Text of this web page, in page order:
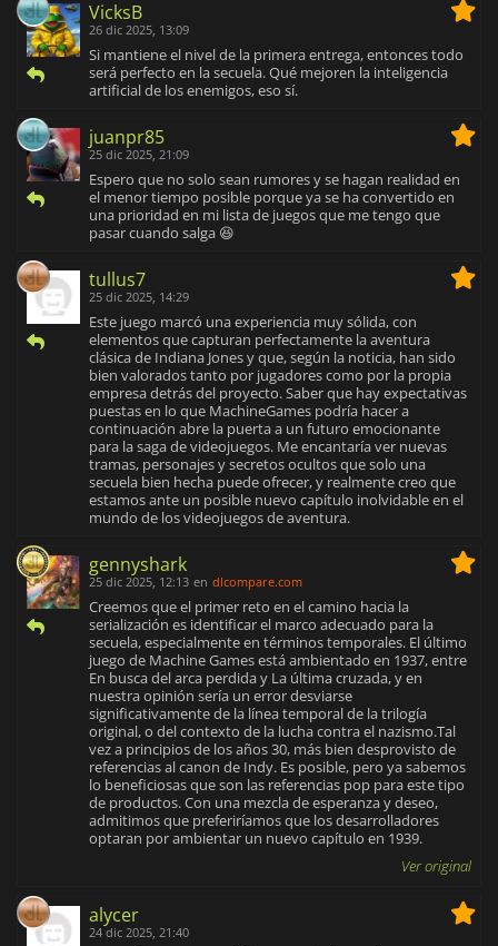
VicksB
26 dic 2025, 13:09
Si mantiene el nivel de la primera entrega, entonces todo
será perfecto en la secuela. Qué mejoren la inteligencia
artificial de los enemigos, eso sí.
juanpr85
25 dic 2025, 21:09
Espero que no solo sean rumores y se hagan realidad en
el menor tiempo posible porque ya se ha convertido en
una prioridad en mi lista de juegos que me tengo que
pasar cuando salga 😆
tullus7
25 dic 2025, 14:29
Este juego marcó una experiencia muy sólida, con
elementos que capturan perfectamente la aventura
clásica de Indiana Jones y que, según la noticia, han sido
bien valorados tanto por jugadores como por la propia
empresa detrás del proyecto. Saber que hay expectativas
puestas en lo que MachineGames podría hacer a
continuación abre la puerta a un futuro emocionante
para la saga de videojuegos. Me encantaría ver nuevas
tramas, personajes y secretos ocultos que solo una
secuela bien hecha puede ofrecer, y realmente creo que
estamos ante un posible nuevo capítulo inolvidable en el
mundo de los videojuegos de aventura.
gennyshark
25 dic 2025, 12:13 en dlcompare.com
Creemos que el primer reto en el camino hacia la
serialización es identificar el marco adecuado para la
secuela, especialmente en términos temporales. El último
juego de Machine Games está ambientado en 1937, entre
En busca del arca perdida y La última cruzada, y en
nuestra opinión sería un error desviarse
significativamente de la línea temporal de la trilogía
original, o del contexto de la lucha contra el nazismo.Tal
vez a principios de los años 30, más bien desprovisto de
referencias al canon de Indy. Es posible, pero ya sabemos
lo beneficiosas que son las referencias pop para este tipo
de productos. Con una mezcla de esperanza y deseo,
admitimos que preferiríamos que los desarrolladores
optaran por ambientar un nuevo capítulo en 1939.
Ver original
alycer
24 dic 2025, 21:40